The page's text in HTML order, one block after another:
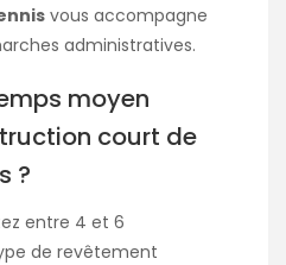
vous accompagne
administratives.
moyen
court de
?
entre 4 et 6
de revêtement